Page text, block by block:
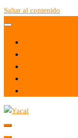
Saltar al contenido